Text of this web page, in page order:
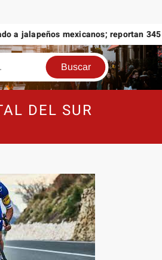
a jalapeños mexicanos; reportan 345
DEL SUR